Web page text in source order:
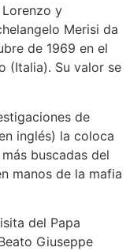
y
Merisi da
de 1969 en el
(Italia). Su valor se
de
inglés) la coloca
buscadas del
manos de la mafia
del Papa
Giuseppe